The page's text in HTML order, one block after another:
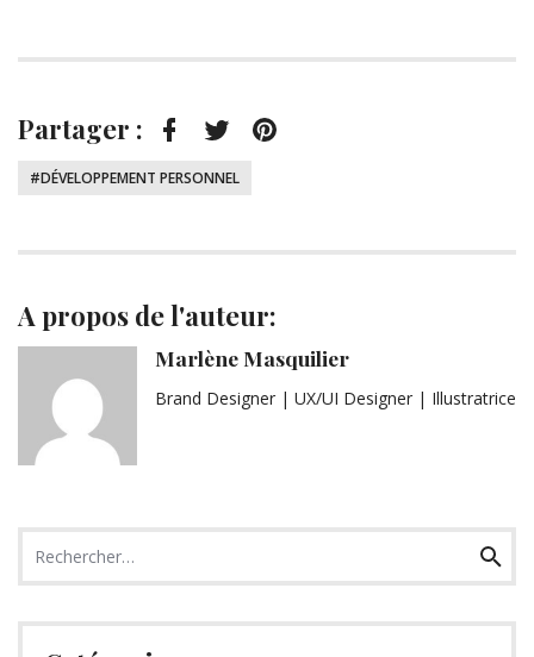
Partager : FacebookTwitter
Tagué
DÉVELOPPEMENT PERSONNEL
A propos de l'auteur:
Marlène Masquilier
Brand Designer | UX/UI Designer | Illustratrice
pour